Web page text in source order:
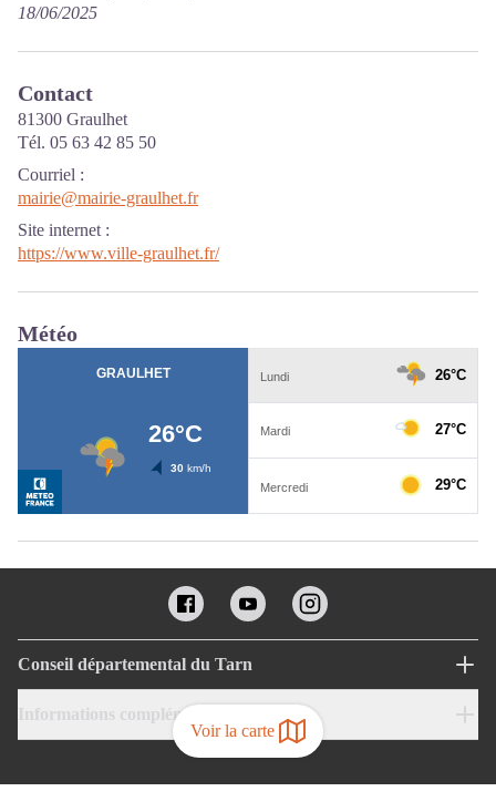
Voir la carte
18/06/2025
Contact
81300 Graulhet
Tél. 05 63 42 85 50
Courriel :
mairie@mairie-graulhet.fr
Site internet :
https://www.ville-graulhet.fr/
Météo
Conseil départemental du Tarn
Informations complémentaires